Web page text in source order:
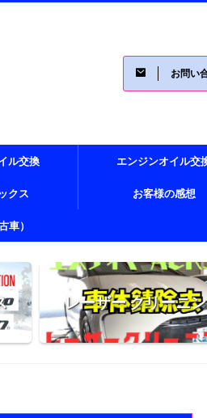
お問い
ル交換 エンジンオイル交
クス お客様の感想
車）
レーザー クリーニ